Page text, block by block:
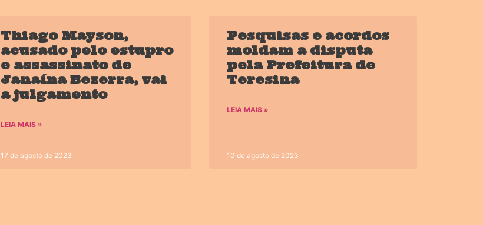
Thiago Mayson,
acusado pelo estupro
e assassinato de
Janaína Bezerra, vai
a julgamento
LEIA MAIS »
17 de agosto de 2023
Pesquisas e acordos
moldam a disputa
pela Prefeitura de
Teresina
LEIA MAIS »
10 de agosto de 2023